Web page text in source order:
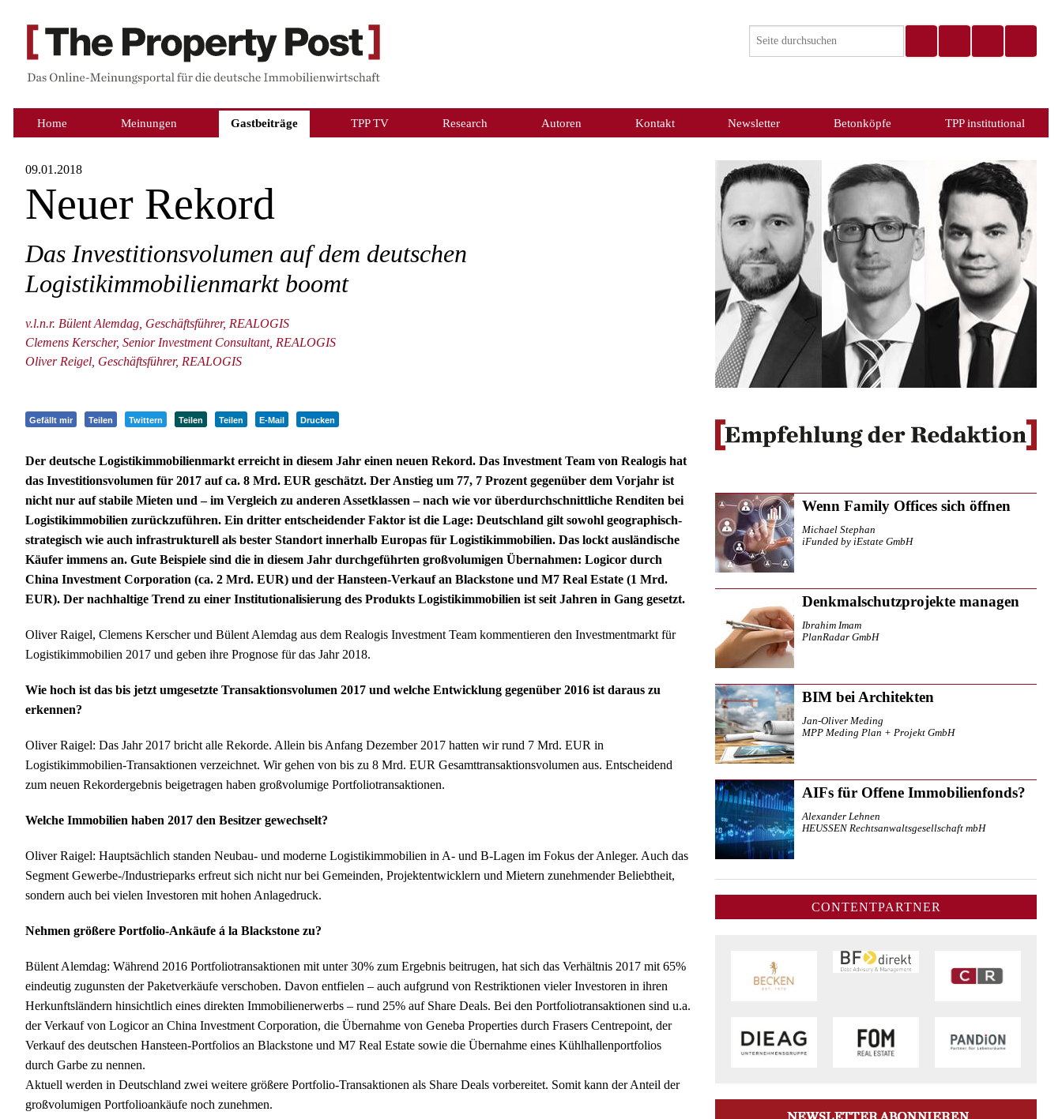
Home Meinungen Gastbeiträge TPP TV Research Autoren Kontakt Newsletter Betonköpfe TPP institutional
09.01.2018
Neuer Rekord
Das Investitionsvolumen auf dem deutschen
Logistikimmobilienmarkt boomt
v.l.n.r. Bülent Alemdag, Geschäftsführer, REALOGIS
Clemens Kerscher, Senior Investment Consultant, REALOGIS
Oliver Reigel, Geschäftsführer, REALOGIS
Gefällt mir Teilen Twittern Teilen Teilen E-Mail Drucken
Der deutsche Logistikimmobilienmarkt erreicht in diesem Jahr einen neuen Rekord. Das Investment Team von Realogis hat
das Investitionsvolumen für 2017 auf ca. 8 Mrd. EUR geschätzt. Der Anstieg um 77, 7 Prozent gegenüber dem Vorjahr ist
nicht nur auf stabile Mieten und – im Vergleich zu anderen Assetklassen – nach wie vor überdurchschnittliche Renditen bei
Logistikimmobilien zurückzuführen. Ein dritter entscheidender Faktor ist die Lage: Deutschland gilt sowohl geographisch-
strategisch wie auch infrastrukturell als bester Standort innerhalb Europas für Logistikimmobilien. Das lockt ausländische
Käufer immens an. Gute Beispiele sind die in diesem Jahr durchgeführten großvolumigen Übernahmen: Logicor durch
China Investment Corporation (ca. 2 Mrd. EUR) und der Hansteen-Verkauf an Blackstone und M7 Real Estate (1 Mrd.
EUR). Der nachhaltige Trend zu einer Institutionalisierung des Produkts Logistikimmobilien ist seit Jahren in Gang gesetzt.
Oliver Raigel, Clemens Kerscher und Bülent Alemdag aus dem Realogis Investment Team kommentieren den Investmentmarkt für
Logistikimmobilien 2017 und geben ihre Prognose für das Jahr 2018.
Wie hoch ist das bis jetzt umgesetzte Transaktionsvolumen 2017 und welche Entwicklung gegenüber 2016 ist daraus zu
erkennen?
Oliver Raigel: Das Jahr 2017 bricht alle Rekorde. Allein bis Anfang Dezember 2017 hatten wir rund 7 Mrd. EUR in
Logistikimmobilien-Transaktionen verzeichnet. Wir gehen von bis zu 8 Mrd. EUR Gesamttransaktionsvolumen aus. Entscheidend
zum neuen Rekordergebnis beigetragen haben großvolumige Portfoliotransaktionen.
Welche Immobilien haben 2017 den Besitzer gewechselt?
Oliver Raigel: Hauptsächlich standen Neubau- und moderne Logistikimmobilien in A- und B-Lagen im Fokus der Anleger. Auch das
Segment Gewerbe-/Industrieparks erfreut sich nicht nur bei Gemeinden, Projektentwicklern und Mietern zunehmender Beliebtheit,
sondern auch bei vielen Investoren mit hohen Anlagedruck.
Nehmen größere Portfolio-Ankäufe á la Blackstone zu?
Bülent Alemdag: Während 2016 Portfoliotransaktionen mit unter 30% zum Ergebnis beitrugen, hat sich das Verhältnis 2017 mit 65%
eindeutig zugunsten der Paketverkäufe verschoben. Davon entfielen – auch aufgrund von Restriktionen vieler Investoren in ihren
Herkunftsländern hinsichtlich eines direkten Immobilienerwerbs – rund 25% auf Share Deals. Bei den Portfoliotransaktionen sind u.a.
der Verkauf von Logicor an China Investment Corporation, die Übernahme von Geneba Properties durch Frasers Centrepoint, der
Verkauf des deutschen Hansteen-Portfolios an Blackstone und M7 Real Estate sowie die Übernahme eines Kühlhallenportfolios
durch Garbe zu nennen.
Aktuell werden in Deutschland zwei weitere größere Portfolio-Transaktionen als Share Deals vorbereitet. Somit kann der Anteil der
großvolumigen Portfolioankäufe noch zunehmen.
Wenn Family Offices sich öffnen
Michael Stephan
iFunded by iEstate GmbH
Denkmalschutzprojekte managen
Ibrahim Imam
PlanRadar GmbH
BIM bei Architekten
Jan-Oliver Meding
MPP Meding Plan + Projekt GmbH
AIFs für Offene Immobilienfonds?
Alexander Lehnen
HEUSSEN Rechtsanwaltsgesellschaft mbH
CONTENTPARTNER